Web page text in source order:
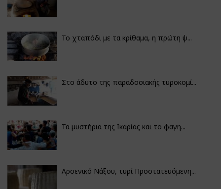
Το χταπόδι με τα κρίθαμα, η πρώτη ψ...
Στο άδυτο της παραδοσιακής τυροκομί...
Τα μυστήρια της Ικαρίας και το φαγη...
Αρσενικό Νάξου, τυρί Προστατευόμενη...